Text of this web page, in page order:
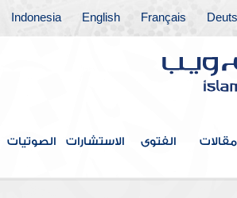
Français
English
Indonesia
مقالات الفتوى الاستشارات الصوتيات